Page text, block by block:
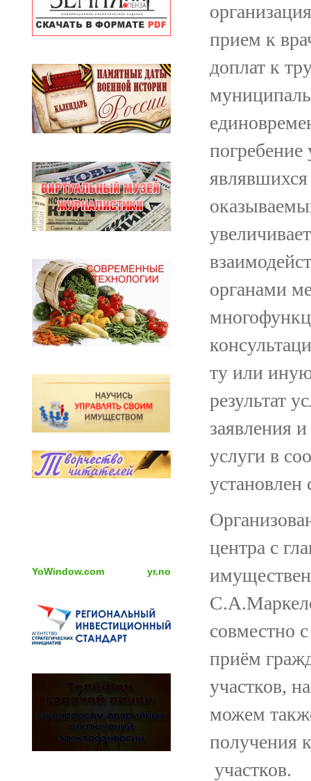
YoWindow.com yr.no
прием к
доплат к
органами
ту или
результат
заявления
услуги в
установлен
центра с
совместно
приём
участков,
можем
получения
участков.